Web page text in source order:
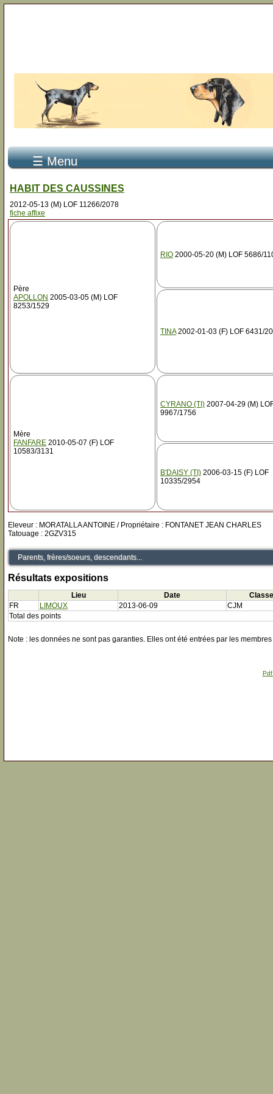
☰ Menu
HABIT DES CAUSSINES
2012-05-13 (M) LOF 11266/2078
fiche affixe
Père
APOLLON 2005-03-05 (M) LOF
8253/1529
RIO 2000-05-20 (M) LOF 5686/
TINA2002-01-03 (F) LOF 6431/
Mère
FANFARE 2010-05-07 (F) LOF
10583/3131
CYRANO (TI) 2007-04-29 (M)
9967/1756
B'DAISY (TI) 2006-03-15 (F) LOF
10335/2954
Eleveur : MORATALLA ANTOINE / Propriétaire : FONTANET JEAN CHARLES
Tatouage : 2GZV315
Parents, frères/soeurs, descendants...
Résultats expositions
Lieu Date
Classe
FR
LIMOUX 2013-06-09
CJM
Total des points
Note : les données ne sont pas garanties. Elles ont été entrées par les